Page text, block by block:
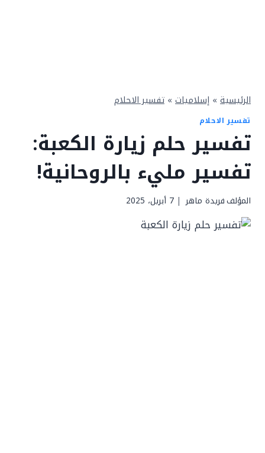
الرئيسية » إسلاميات » تفسير الاحلام
تفسير الاحلام
تفسير حلم زيارة الكعبة:
تفسير مليء بالروحانية!
المؤلففريدة ماهر 7 أبريل، 2025